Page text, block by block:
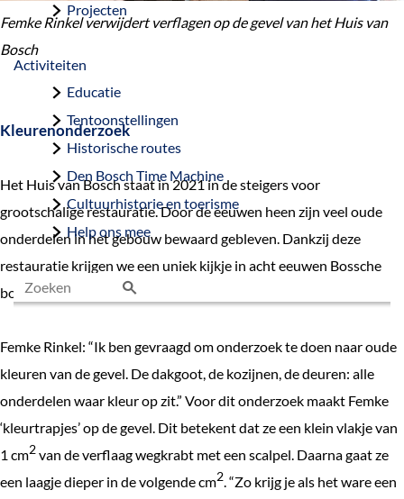
Projecten
Activiteiten
Educatie
Tentoonstellingen
Historische routes
Den Bosch Time Machine
Cultuurhistorie en toerisme
Help ons mee
e
Femke Rinkel verwijdert verflagen op de gevel van het Huis van
Bosch
Kleurenonderzoek
Het Huis van Bosch staat in 2021 in de steigers voor
grootschalige restauratie. Door de eeuwen heen zijn veel oude
onderdelen in het gebouw bewaard gebleven. Dankzij deze
restauratie krijgen we een uniek kijkje in acht eeuwen Bossche
bouwhistorie.
Femke Rinkel: “Ik ben gevraagd om onderzoek te doen naar oude
kleuren van de gevel. De dakgoot, de kozijnen, de deuren: alle
onderdelen waar kleur op zit.” Voor dit onderzoek maakt Femke
‘kleurtrapjes’ op de gevel. Dit betekent dat ze een klein vlakje van
1 cm2van de verflaag wegkrabt met een scalpel. Daarna gaat ze
een laagje dieper in de volgende cm2. “Zo krijg je als het ware een